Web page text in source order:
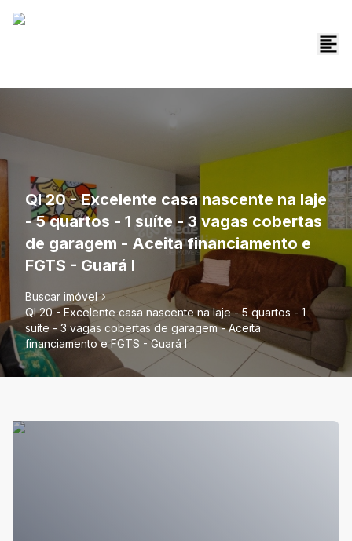
QI 20 - Excelente casa nascente na laje
- 5 quartos - 1 suíte - 3 vagas cobertas
de garagem - Aceita financiamento e
FGTS - Guará I
Buscar imóvel
QI 20 - Excelente casa nascente na laje - 5 quartos - 1
suíte - 3 vagas cobertas de garagem - Aceita
financiamento e FGTS - Guará I